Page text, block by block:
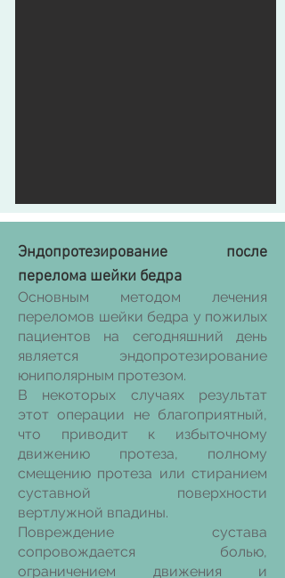
Эндопротезирование после
перелома шейки бедра
Основным методом лечения
переломов шейки бедра у пожилых
пациентов на сегодняшний день
является эндопротезирование
юниполярным протезом.
В некоторых случаях результат
этот операции не благоприятный,
что приводит к избыточному
движению протеза, полному
смещению протеза или стиранием
суставной поверхности
вертлужной впадины.
Повреждение сустава
сопровождается болью,
ограничением движения и